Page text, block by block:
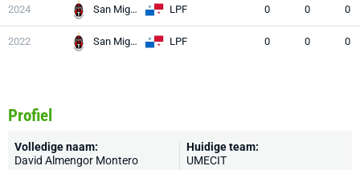
2024 San Miguelito LPF 0 0 0
2022 San Miguelito LPF 0 0 0
Profiel
Volledige naam:
David Almengor Montero
Huidige team:
UMECIT